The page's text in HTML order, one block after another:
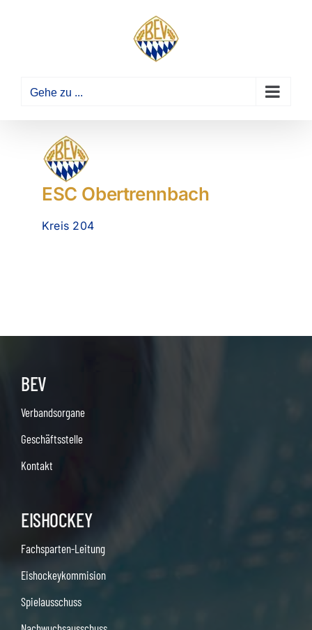
Gehe zu ...
ESC Obertrennbach
Kreis 204
BEV
Verbandsorgane
Geschäftsstelle
Kontakt
EISHOCKEY
Fachsparten-Leitung
Eishockeykommision
Spielausschuss